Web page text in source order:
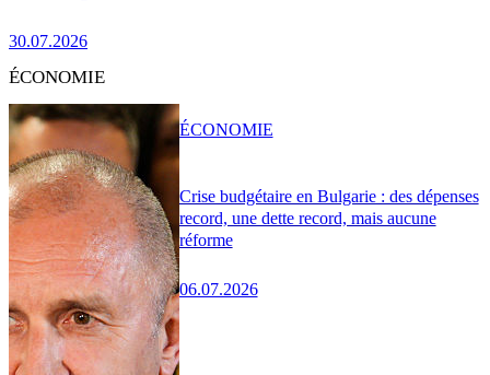
30.07.2026
ÉCONOMIE
Crise budgétaire en Bulgarie : des dépenses
record, une dette record, mais aucune
réforme
06.07.2026
ÉCONOMIE